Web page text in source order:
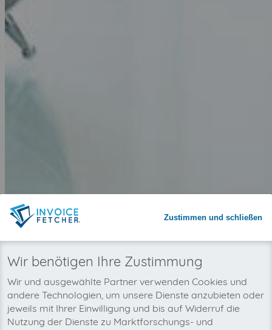
Warum invoicefetcher®:
Wir wollen auch bald Ihre placeit-
Rechnungen automatisch abholen!
Zustimmen und schließen
Wir benötigen Ihre Zustimmung
Wir und ausgewählte Partner verwenden Cookies und
andere Technologien, um unsere Dienste anzubieten oder
jeweils mit Ihrer Einwilligung und bis auf Widerruf die
Nutzung der Dienste zu Marktforschungs- und